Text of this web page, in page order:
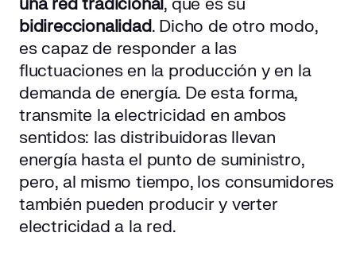
bidireccionalidad. Dicho de otro modo,
es capaz de responder a las
fluctuaciones en la producción y en la
demanda de energía. De esta forma,
transmite la electricidad en ambos
sentidos: las distribuidoras llevan
energía hasta el punto de suministro,
pero, al mismo tiempo, los consumidores
también pueden producir y verter
electricidad a la red.